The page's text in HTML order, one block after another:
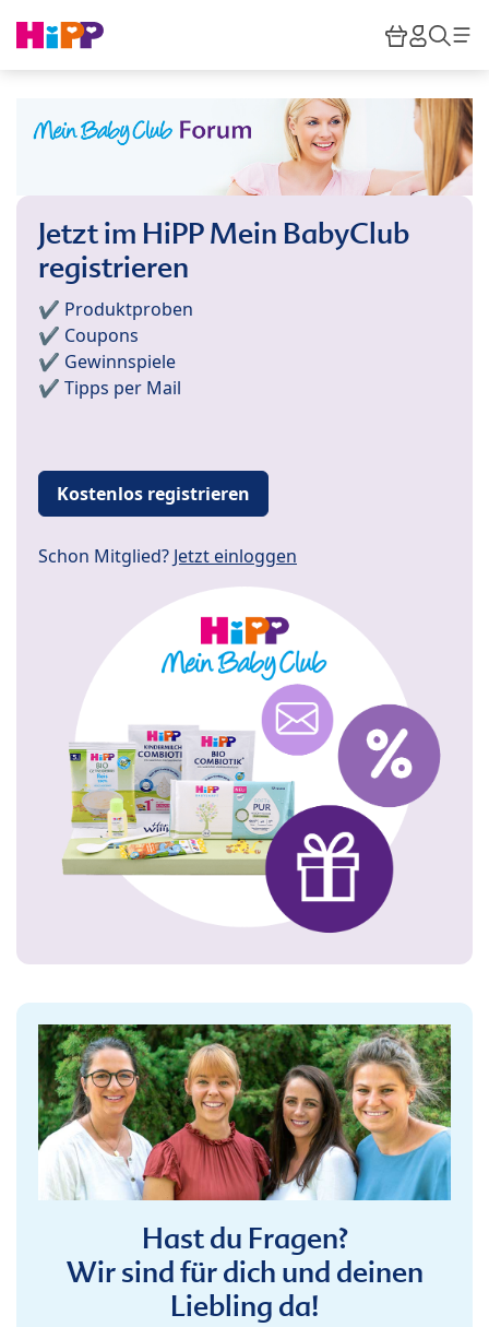
HiPP
Jetzt im HiPP Mein BabyClub
registrieren
✔️ Produktproben
✔️ Coupons
✔️ Gewinnspiele
✔️ Tipps per Mail
Kostenlos registrieren
Schon Mitglied? Jetzt einloggen
Hast du Fragen?
Wir sind für dich und deinen
Liebling da!